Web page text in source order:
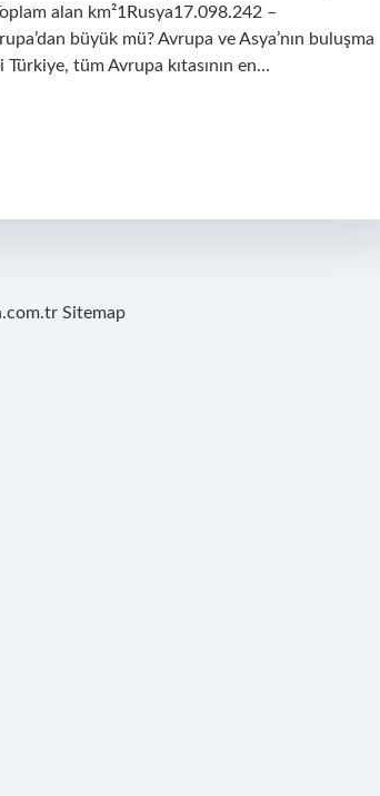
alan km²1Rusya17.098.242 –
büyük mü? Avrupa ve Asya’nın buluşma
tüm Avrupa kıtasının en…
Sitemap